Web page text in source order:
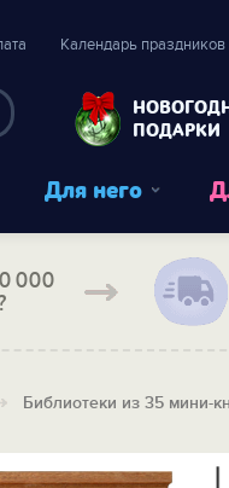
Календарь праздников
ПОДАРКИ
Для него
000
Библиотеки из 35 мини-